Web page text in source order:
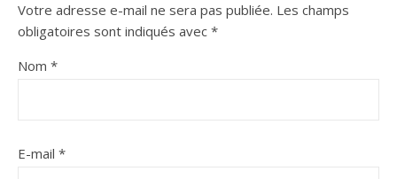
Votre adresse e-mail ne sera pas publiée. Les champs
obligatoires sont indiqués avec *
Nom *
E-mail *